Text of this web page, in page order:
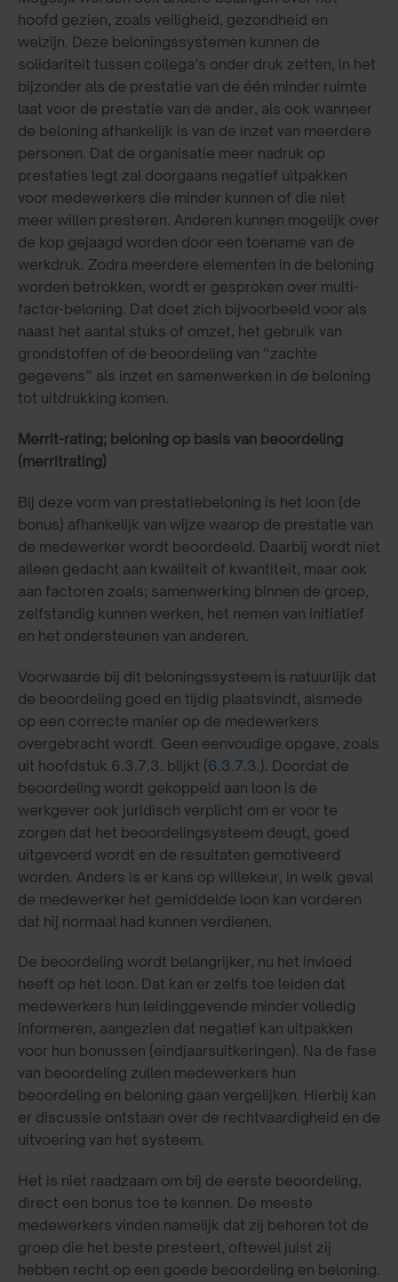
hoofd gezien, zoals veiligheid, gezondheid en
welzijn. Deze beloningssystemen kunnen de
solidariteit tussen collega’s onder druk zetten, in het
bijzonder als de prestatie van de één minder ruimte
laat voor de prestatie van de ander, als ook wanneer
de beloning afhankelijk is van de inzet van meerdere
personen. Dat de organisatie meer nadruk op
prestaties legt zal doorgaans negatief uitpakken
voor medewerkers die minder kunnen of die niet
meer willen presteren. Anderen kunnen mogelijk over
de kop gejaagd worden door een toename van de
werkdruk. Zodra meerdere elementen in de beloning
worden betrokken, wordt er gesproken over multi-
factor-beloning. Dat doet zich bijvoorbeeld voor als
naast het aantal stuks of omzet, het gebruik van
grondstoffen of de beoordeling van “zachte
gegevens” als inzet en samenwerken in de beloning
tot uitdrukking komen.
Merrit-rating; beloning op basis van beoordeling
(merritrating)
Bij deze vorm van prestatiebeloning is het loon (de
bonus) afhankelijk van wijze waarop de prestatie van
de medewerker wordt beoordeeld. Daarbij wordt niet
alleen gedacht aan kwaliteit of kwantiteit, maar ook
aan factoren zoals; samenwerking binnen de groep,
zelfstandig kunnen werken, het nemen van initiatief
en het ondersteunen van anderen.
Voorwaarde bij dit beloningssysteem is natuurlijk dat
de beoordeling goed en tijdig plaatsvindt, alsmede
op een correcte manier op de medewerkers
overgebracht wordt. Geen eenvoudige opgave, zoals
uit hoofdstuk 6.3.7.3. blijkt (6.3.7.3.). Doordat de
beoordeling wordt gekoppeld aan loon is de
werkgever ook juridisch verplicht om er voor te
zorgen dat het beoordelingsysteem deugt, goed
uitgevoerd wordt en de resultaten gemotiveerd
worden. Anders is er kans op willekeur, in welk geval
de medewerker het gemiddelde loon kan vorderen
dat hij normaal had kunnen verdienen.
De beoordeling wordt belangrijker, nu het invloed
heeft op het loon. Dat kan er zelfs toe leiden dat
medewerkers hun leidinggevende minder volledig
informeren, aangezien dat negatief kan uitpakken
voor hun bonussen (eindjaarsuitkeringen). Na de fase
van beoordeling zullen medewerkers hun
beoordeling en beloning gaan vergelijken. Hierbij kan
er discussie ontstaan over de rechtvaardigheid en de
uitvoering van het systeem.
Het is niet raadzaam om bij de eerste beoordeling,
direct een bonus toe te kennen. De meeste
medewerkers vinden namelijk dat zij behoren tot de
groep die het beste presteert, oftewel juist zij
hebben recht op een goede beoordeling en beloning.